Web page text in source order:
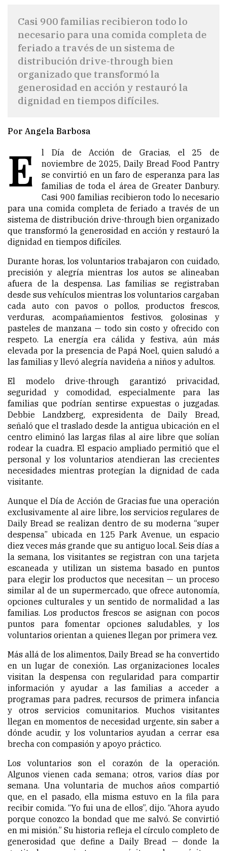
Casi 900 familias recibieron todo lo
necesario para una comida completa de
feriado a través de un sistema de
distribución drive-through bien
organizado que transformó la
generosidad en acción y restauró la
dignidad en tiempos difíciles.
Por Angela Barbosa
E
l Día de Acción de Gracias, el 25 de
noviembre de 2025, Daily Bread Food Pantry
se convirtió en un faro de esperanza para las
familias de toda el área de Greater Danbury.
Casi 900 familias recibieron todo lo necesario
para una comida completa de feriado a través de un
sistema de distribución drive-through bien organizado
que transformó la generosidad en acción y restauró la
dignidad en tiempos difíciles.
Durante horas, los voluntarios trabajaron con cuidado,
precisión y alegría mientras los autos se alineaban
afuera de la despensa. Las familias se registraban
desde sus vehículos mientras los voluntarios cargaban
cada auto con pavos o pollos, productos frescos,
verduras, acompañamientos festivos, golosinas y
pasteles de manzana — todo sin costo y ofrecido con
respeto. La energía era cálida y festiva, aún más
elevada por la presencia de Papá Noel, quien saludó a
las familias y llevó alegría navideña a niños y adultos.
El modelo drive-through garantizó privacidad,
seguridad y comodidad, especialmente para las
familias que podrían sentirse expuestas o juzgadas.
Debbie Landzberg, expresidenta de Daily Bread,
señaló que el traslado desde la antigua ubicación en el
centro eliminó las largas filas al aire libre que solían
rodear la cuadra. El espacio ampliado permitió que el
personal y los voluntarios atendieran las crecientes
necesidades mientras protegían la dignidad de cada
visitante.
Aunque el Día de Acción de Gracias fue una operación
exclusivamente al aire libre, los servicios regulares de
Daily Bread se realizan dentro de su moderna “super
despensa” ubicada en 125 Park Avenue, un espacio
diez veces más grande que su antiguo local. Seis días a
la semana, los visitantes se registran con una tarjeta
escaneada y utilizan un sistema basado en puntos
para elegir los productos que necesitan — un proceso
similar al de un supermercado, que ofrece autonomía,
opciones culturales y un sentido de normalidad a las
familias. Los productos frescos se asignan con pocos
puntos para fomentar opciones saludables, y los
voluntarios orientan a quienes llegan por primera vez.
Más allá de los alimentos, Daily Bread se ha convertido
en un lugar de conexión. Las organizaciones locales
visitan la despensa con regularidad para compartir
información y ayudar a las familias a acceder a
programas para padres, recursos de primera infancia
y otros servicios comunitarios. Muchos visitantes
llegan en momentos de necesidad urgente, sin saber a
dónde acudir, y los voluntarios ayudan a cerrar esa
brecha con compasión y apoyo práctico.
Los voluntarios son el corazón de la operación.
Algunos vienen cada semana; otros, varios días por
semana. Una voluntaria de muchos años compartió
que, en el pasado, ella misma estuvo en la fila para
recibir comida. “Yo fui una de ellos”, dijo. “Ahora ayudo
porque conozco la bondad que me salvó. Se convirtió
en mi misión.” Su historia refleja el círculo completo de
generosidad que define a Daily Bread — donde la